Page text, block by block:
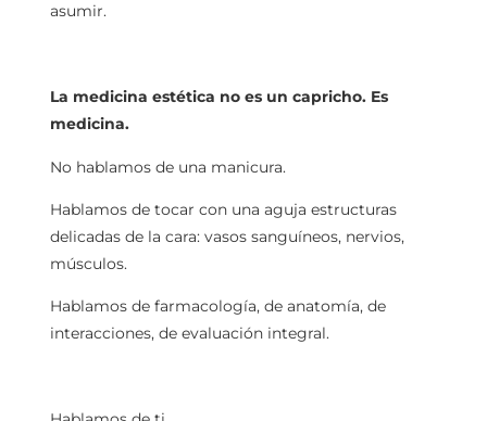
asumir.
La medicina estética no es un capricho. Es
medicina.
No hablamos de una manicura.
Hablamos de tocar con una aguja estructuras
delicadas de la cara: vasos sanguíneos, nervios,
músculos.
Hablamos de farmacología, de anatomía, de
interacciones, de evaluación integral.